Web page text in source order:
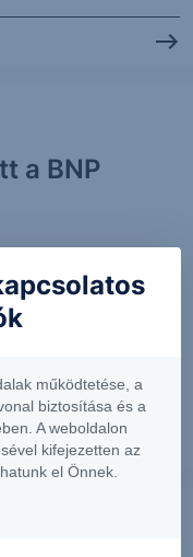
a BNP
az a tény
és előbb
működtetése, a
biztosítása és a
A weboldalon
kifejezetten az
el Önnek.